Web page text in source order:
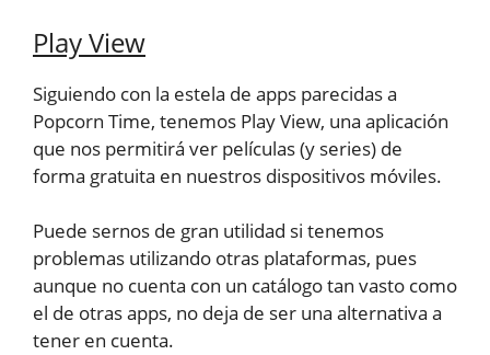
Play View
Siguiendo con la estela de apps parecidas a
Popcorn Time, tenemos Play View, una aplicación
que nos permitirá ver películas (y series) de
forma gratuita en nuestros dispositivos móviles.
Puede sernos de gran utilidad si tenemos
problemas utilizando otras plataformas, pues
aunque no cuenta con un catálogo tan vasto como
el de otras apps, no deja de ser una alternativa a
tener en cuenta.